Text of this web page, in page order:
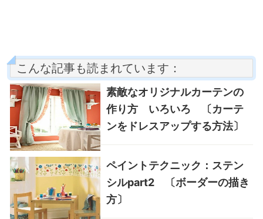
こんな記事も読まれています：
素敵なオリジナルカーテンの
作り方 いろいろ 〔カーテ
ンをドレスアップする方法〕
ペイントテクニック：ステン
シルpart2 〔ボーダーの描き
方〕